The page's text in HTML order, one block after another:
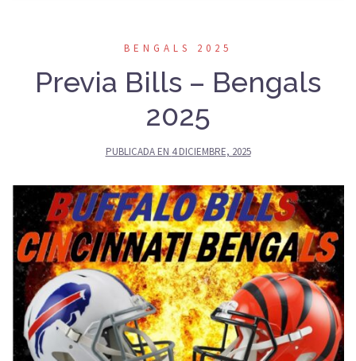
BENGALS 2025
Previa Bills – Bengals
2025
PUBLICADA EN 4 DICIEMBRE, 2025